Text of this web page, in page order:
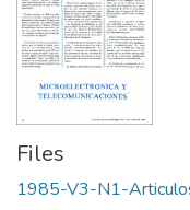
Files
1985-V3-N1-